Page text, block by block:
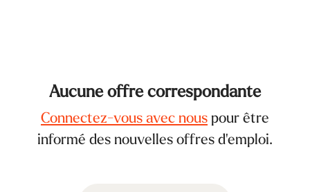
Aucune offre correspondante
Connectez-vous avec nous pour être
informé des nouvelles offres d'emploi.